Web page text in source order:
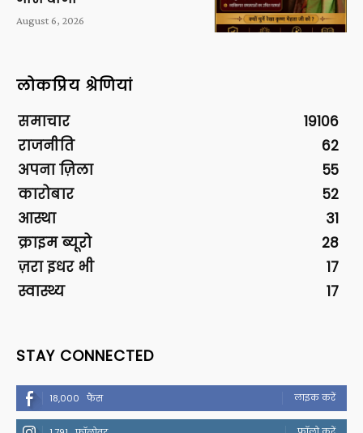
August 6, 2026
लोकप्रिय श्रेणियां
समाचार
19106
राजनीति
62
अपना ज़िला
55
कारोबार
52
आस्था
31
क्राइम ब्यूरो
28
ज़रा इधर भी
17
स्वास्थ्य
17
STAY CONNECTED
18,000 फैंस लाइक करें